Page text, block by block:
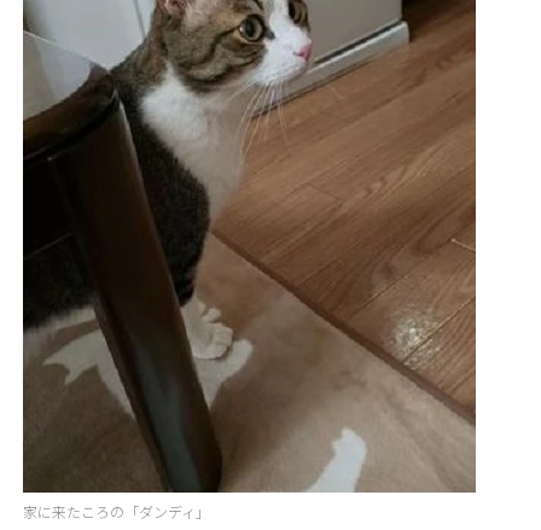
家に来たころの「ダンディ」